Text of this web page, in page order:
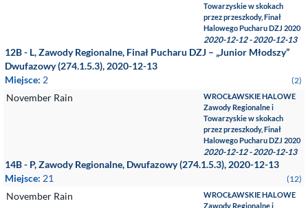
Towarzyskie w skokach
przez przeszkody, Finał
Halowego Pucharu DZJ 2020
2020-12-12 - 2020-12-13
12B - L, Zawody Regionalne, Finał Pucharu DZJ – „Junior Młodszy”
Dwufazowy (274.1.5.3), 2020-12-13
Miejsce: 2 (2)
November Rain
WROCŁAWSKIE HALOWE
Zawody Regionalne i
Towarzyskie w skokach
przez przeszkody, Finał
Halowego Pucharu DZJ 2020
2020-12-12 - 2020-12-13
14B - P, Zawody Regionalne, Dwufazowy (274.1.5.3), 2020-12-13
Miejsce: 21 (12)
November Rain
WROCŁAWSKIE HALOWE
Zawody Regionalne i